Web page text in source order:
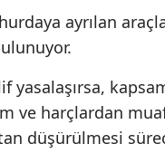
ayrılan
yasalaşırsa,
ve harçlardan
düşürülmesi